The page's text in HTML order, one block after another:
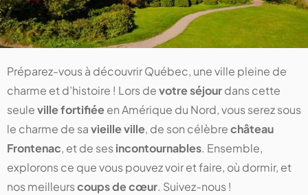
Préparez-vous à découvrir Québec, une ville pleine de
charme et d’histoire ! Lors devotre séjourdans cette
seuleville fortifiéeen Amérique du Nord, vous serez sous
le charme de savieille ville, de son célèbrechâteau
Frontenac, et de sesincontournables. Ensemble,
explorons ce que vous pouvez voir et faire, où dormir, et
nos meilleurscoups de cœur. Suivez-nous !